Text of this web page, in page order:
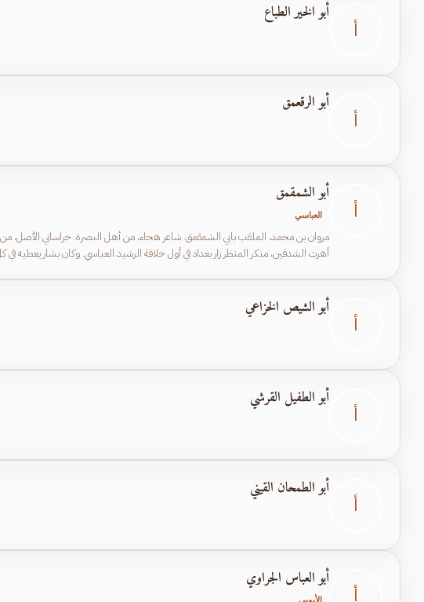
أ
أبو الخير الطباع
أ
أبو الرقعمق
أ
أبو الشمقمق
العباسي
مروان بن محمد، الملقب بابي الشمقمق. شاعر هجاء، من أهل البصرة. خراساني الأصل، من
أهرت الشدقين، منكر المنظر زار بغداد في أول خلافة الرشيد العباسي. وكان بشار يعطيه
أبو الشيص الخزاعي
أبو الطفيل القرشي
أبو الطمحان القيني
أبو العباس الجراوي